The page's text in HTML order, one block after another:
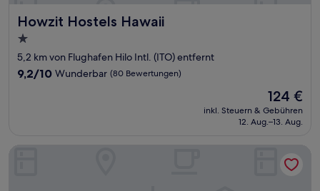
Howzit Hostels Hawaii
Howzit Hostels Hawaii
1.0-
Stern-
Unterkunft
5,2 km von Flughafen Hilo Intl. (ITO) entfernt
9.2
9,2/10 Wunderbar (80 Bewertungen)
Der
Preis
beträgt
124 €
inkl. Steuern & Gebühren
12. Aug.–13. Aug.